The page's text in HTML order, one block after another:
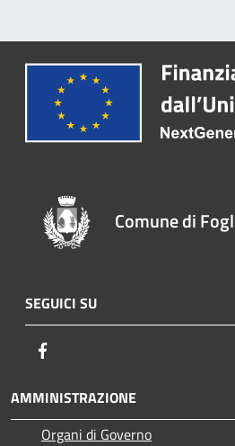
Comune di
SEGUICI SU
AMMINISTRAZIONE
Organi di Governo